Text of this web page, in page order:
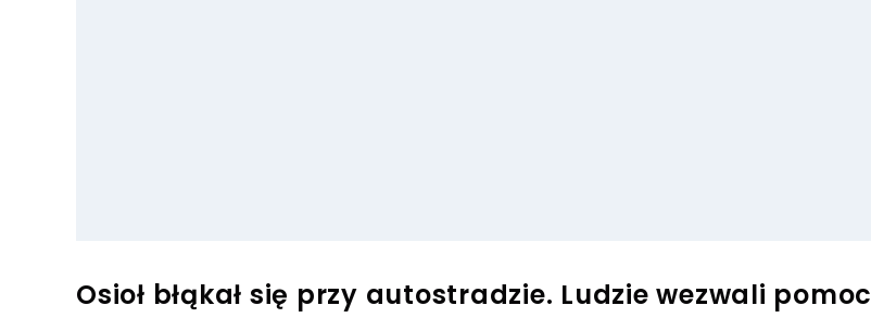
Osioł błąkał się przy autostradzie. Ludzie wezwali pomoc